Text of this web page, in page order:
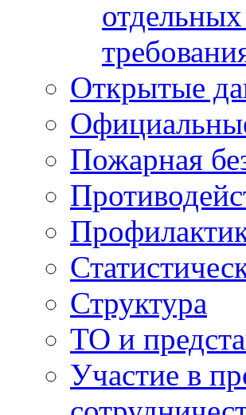
Открытые
Пожарная
Структура
ТО и
Участие в